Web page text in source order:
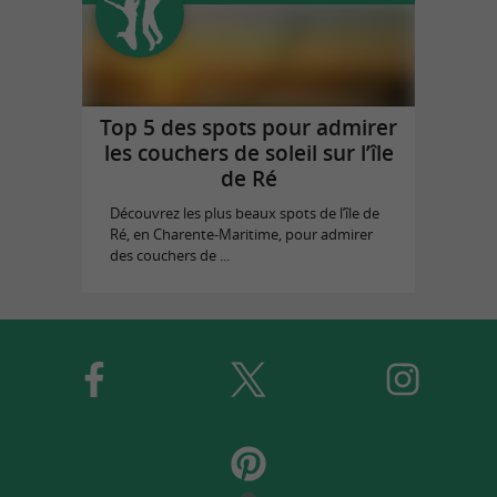
Top 5 des spots pour admirer
les couchers de soleil sur l’île
de Ré
Découvrez les plus beaux spots de l’île de
Ré, en Charente-Maritime, pour admirer
des couchers de ...